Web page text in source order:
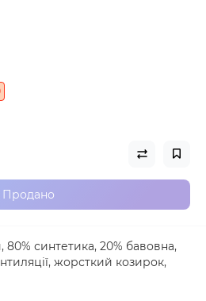
Продано
синтетика, 20% бавовна,
жорсткий козирок,